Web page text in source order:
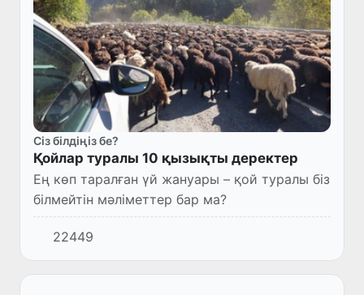
Сіз білдіңіз бе?
Қойлар туралы 10 қызықты деректер
Ең көп таралған үй жануары – қой туралы біз
білмейтін мәліметтер бар ма?
22449